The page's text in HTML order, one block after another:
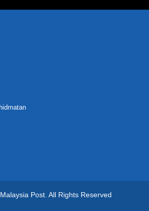
Post. All Rights Reserved